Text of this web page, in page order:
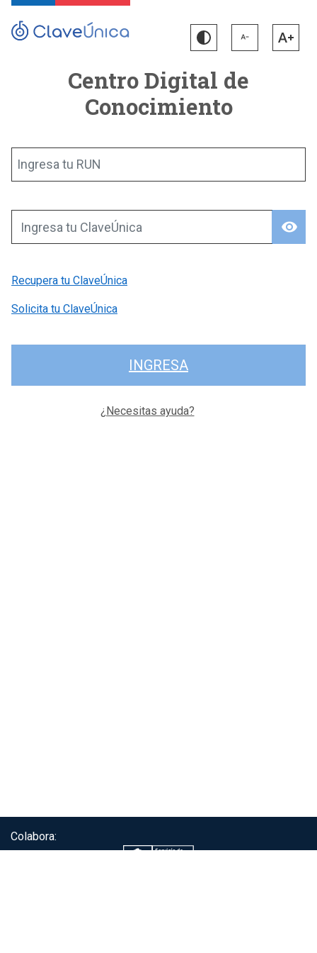
Centro Digital de
Conocimiento
Ingresa tu RUN
visibility
Ingresa tu ClaveÚnica
Recupera tu ClaveÚnica
Solicita tu ClaveÚnica
INGRESA
¿Necesitas ayuda?
Colabora: